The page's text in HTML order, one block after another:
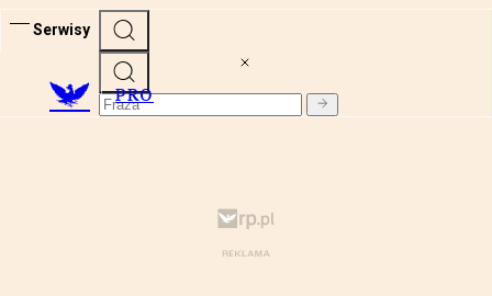
Serwisy
PRO